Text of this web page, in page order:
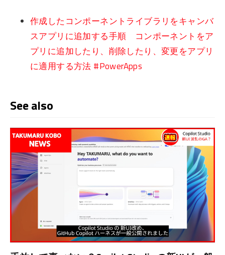
作成したコンポーネントライブラリをキャンバ
スアプリに追加する手順 コンポーネントをア
プリに追加したり、削除したり、変更をアプリ
に適用する方法 #PowerApps
See also